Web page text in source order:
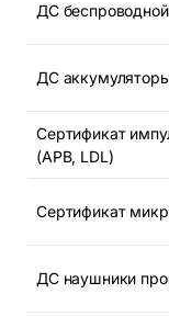
ДС
ДС
Сертификат
(APB, LDL)
Сертификат
ДС наушники